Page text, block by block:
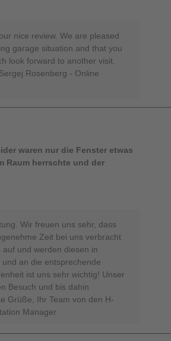
nice review. We are pleased
garage situation and that you
look forward to another visit.
Rosenberg - Online
waren nur die Fenster etwas
Raum herrschte und der
Wir freuen uns sehr, dass
Zeit bei uns verbracht
und werden diesen in
an die entsprechende
ist uns sehr wichtig! Unser
Besuch und bis dahin
Grüße, Ihr Team von den H-
Manager